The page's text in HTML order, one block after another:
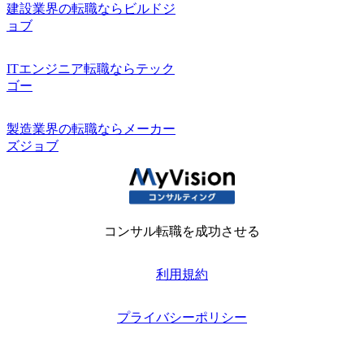
建設業界の転職ならビルドジ
ョブ
ITエンジニア転職ならテック
ゴー
製造業界の転職ならメーカー
ズジョブ
コンサル転職を成功させる
利用規約
プライバシーポリシー